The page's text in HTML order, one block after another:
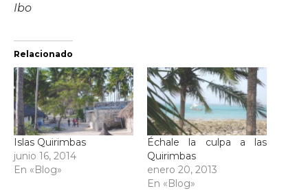
Ibo
Relacionado
Islas Quirimbas
junio 16, 2014
En «Blog»
Échale la culpa a las
Quirimbas
enero 20, 2013
En «Blog»